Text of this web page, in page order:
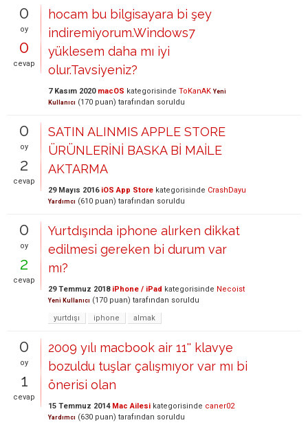
0
oy
0
cevap
hocam bu bilgisayara bi şey
indiremiyorum.Windows7
yüklesem daha mı iyi
olur.Tavsiyeniz?
7 Kasım 2020 macOS kategorisinde ToKanAK Yeni
Kullanıcı (170 puan) tarafından soruldu
0
oy
2
cevap
SATIN ALINMIS APPLE STORE
ÜRÜNLERİNİ BASKA Bİ MAİLE
AKTARMA
29 Mayıs 2016 iOS App Store kategorisinde CrashDayu
Yardımcı (610 puan) tarafından soruldu
0
oy
2
cevap
Yurtdışında iphone alırken dikkat
edilmesi gereken bi durum var
mı?
29 Temmuz 2018 iPhone / iPad kategorisinde Necoist
Yeni Kullanıcı (170 puan) tarafından soruldu
yurtdışı
iphone almak
0
oy
1
cevap
2009 yılı macbook air 11'' klavye
bozuldu tuşlar çalışmıyor var mı bi
önerisi olan
15 Temmuz 2014 Mac Ailesi kategorisinde caner02
Yardımcı (630 puan) tarafından soruldu